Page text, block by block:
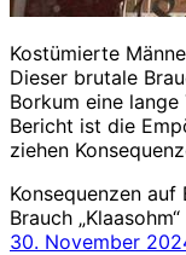
Kostümierte
Dieser brutale
Borkum eine
Bericht ist die
ziehen
Konsequenzen
Brauch „Klaasohm“
30. November